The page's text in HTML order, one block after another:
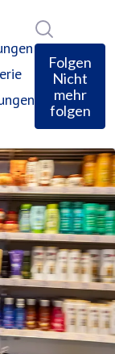
Folgen
Nicht
mehr
folgen